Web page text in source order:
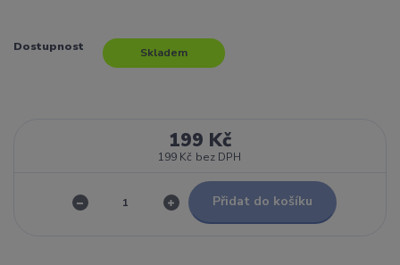
Dostupnost Skladem
199 Kč
199 Kč bez DPH
Přidat do košíku